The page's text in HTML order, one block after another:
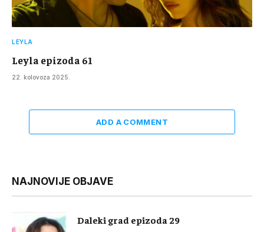
LEYLA
Leyla epizoda 61
22. kolovoza 2025.
ADD A COMMENT
NAJNOVIJE OBJAVE
Daleki grad epizoda 29